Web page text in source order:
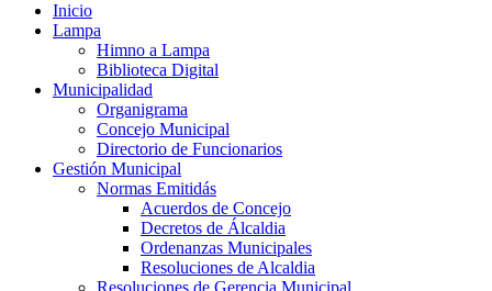
Inicio
Lampa
Himno a Lampa
Biblioteca Digital
Municipalidad
Organigrama
Concejo Municipal
Directorio de Funcionarios
Gestión Municipal
Normas Emitidás
Acuerdos de Concejo
Decretos de Álcaldia
Ordenanzas Municipales
Resoluciones de Alcaldia
Resoluciones de Gerencia Municipal